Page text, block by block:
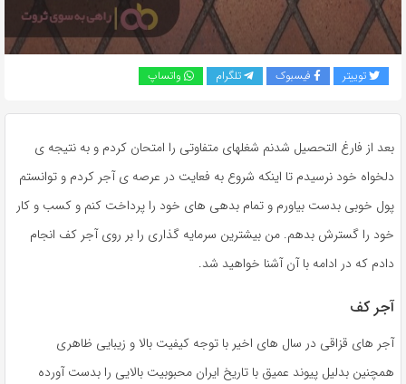
کپی
لینک
توییتر فیسبوک تلگرام واتساپ
بعد از فارغ التحصیل شدنم شغلهای متفاوتی را امتحان کردم و به نتیجه ی
دلخواه خود نرسیدم تا اینکه شروع به فعایت در عرصه ی آجر کردم و توانستم
پول خوبی بدست بیاورم و تمام بدهی های خود را پرداخت کنم و کسب و کار
خود را گسترش بدهم. من بیشترین سرمایه گذاری را بر روی آجر کف انجام
دادم که در ادامه با آن آشنا خواهید شد.
آجر کف
آجر های قزاقی در سال های اخیر با توجه کیفیت بالا و زیبایی ظاهری
همچنین بدلیل پیوند عمیق با تاریخ ایران محبوبیت بالایی را بدست آورده